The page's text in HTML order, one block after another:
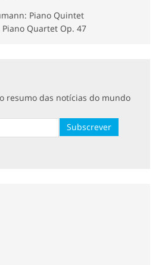
resumo das notícias do mundo